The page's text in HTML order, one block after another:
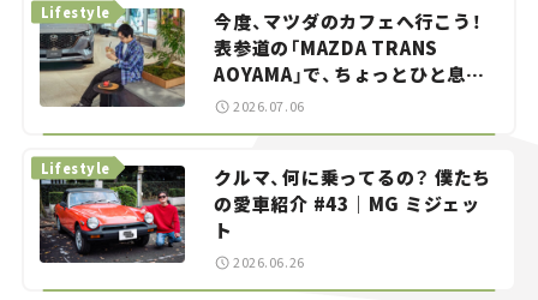
今度、マツダのカフェへ行こう！
表参道の「MAZDA TRANS
AOYAMA」で、ちょっとひと息。
——連載｜CCGとクルマでどうす
Lifestyle
2026.07.06
クルマ、何に乗ってるの？ 僕たち
の愛車紹介 #43｜MG ミジェッ
ト
Lifestyle
2026.06.26